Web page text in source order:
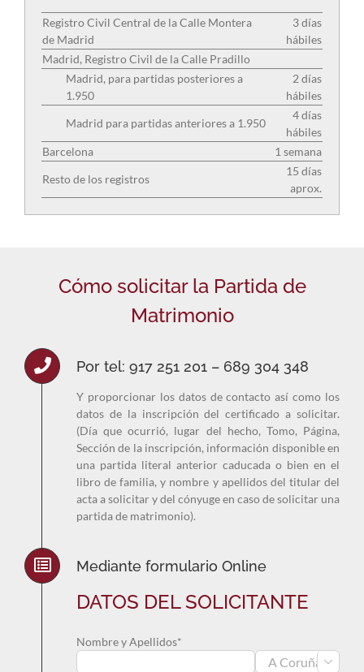
Registro Civil Central de la Calle Montera
de Madrid
3 días
hábiles
Madrid, Registro Civil de la Calle Pradillo
Madrid, para partidas posteriores a
1.950
2 días
hábiles
Madrid para partidas anteriores a 1.950
4 días
hábiles
Barcelona
1 semana
Resto de los registros
15 días
aprox.
Cómo solicitar la Partida de
Matrimonio
Por tel: 917 251 201 – 689 304 348
Y proporcionar los datos de contacto así como los
datos de la inscripción del certificado a solicitar.
(Día que ocurrió, lugar del hecho, Tomo, Página,
Sección de la inscripción, información disponible en
una partida literal anterior caducada o bien en el
libro de familia, y nombre y apellidos del titular del
acta a solicitar y del cónyuge en caso de solicitar una
partida de matrimonio).
Mediante formulario Online
DATOS DEL SOLICITANTE
Nombre y Apellidos*
